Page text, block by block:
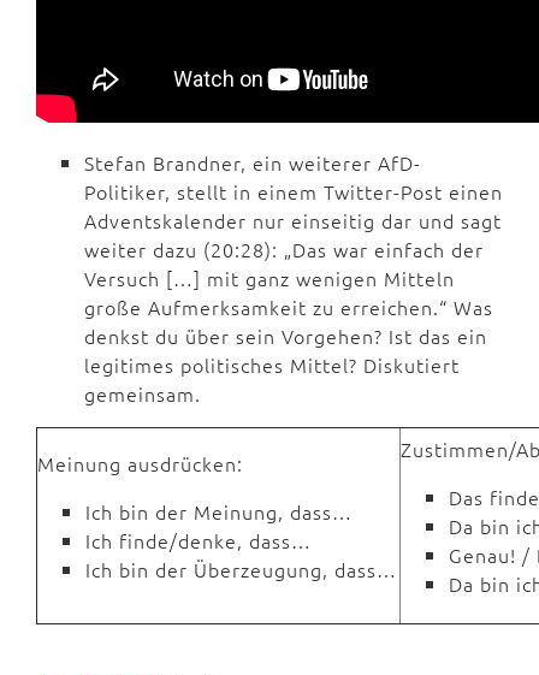
Stefan Brandner, ein weiterer AfD-
Politiker, stellt in einem Twitter-Post einen
Adventskalender nur einseitig dar und sagt
weiter dazu (20:28): „Das war einfach der
Versuch […] mit ganz wenigen Mitteln
große Aufmerksamkeit zu erreichen.“ Was
denkst du über sein Vorgehen? Ist das ein
legitimes politisches Mittel? Diskutiert
gemeinsam.
Meinung ausdrücken:
Ich bin der Meinung, dass…
Ich finde/denke, dass…
Ich bin der Überzeugung, dass…
Zustimmen/
Das
Da bin
Genau! /
Da bin